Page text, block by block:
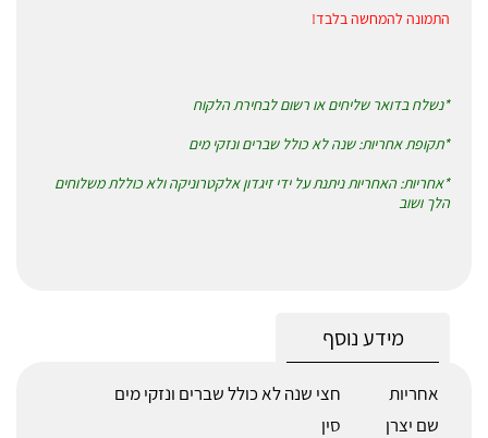
התמונה להמחשה בלבד!
*נשלח בדואר שליחים או רשום לבחירת הלקוח
*תקופת אחריות: שנה לא כולל שברים ונזקי מים
*אחריות: האחריות ניתנת על ידי זיגדון אלקטרוניקה ולא כוללת משלוחים
הלך ושוב
מידע נוסף
אחריות
חצי שנה לא כולל שברים ונזקי מים
שם יצרן
סין